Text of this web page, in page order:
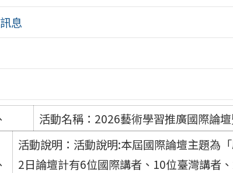
息
活動名稱：2026藝術學習推廣國際論壇
活動說明：活動說明:本屆國際論壇主題為
2日論壇計有6位國際講者、10位臺灣講者